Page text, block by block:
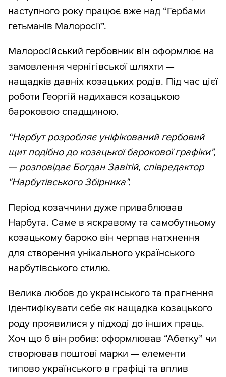
наступного року працює вже над “Гербами
гетьманів Малоросії”.
Малоросійський гербовник він оформлює на
замовлення чернігівської шляхти —
нащадків давніх козацьких родів. Під час цієї
роботи Георгій надихався козацькою
бароковою спадщиною.
“Нарбут розробляє уніфікований гербовий
щит подібно до козацької барокової графіки”,
— розповідає Богдан Завітій, співредактор
"Нарбутівського Збірника".
Період козаччини дуже приваблював
Нарбута. Саме в яскравому та самобутньому
козацькому бароко він черпав натхнення
для створення унікального українського
нарбутівського стилю.
Велика любов до українського та прагнення
ідентифікувати себе як нащадка козацького
роду проявилися у підході до інших праць.
Хоч що б він робив: оформлював “Абетку” чи
створював поштові марки — елементи
типово українського в графіці та вплив